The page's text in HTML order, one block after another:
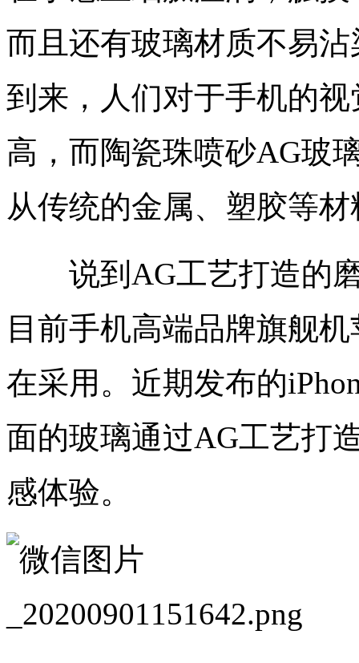
而且还有玻璃材质不易
到来，人们对于手机的
高，而陶瓷珠喷砂AG玻
从传统的金属、塑胶等
说到AG工艺打造的磨
目前手机高端品牌旗舰
在采用。近期发布的
面的玻璃通过AG工艺打
感体验。